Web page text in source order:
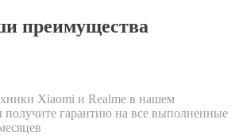
преимущества
Xiaomi и Realme в нашем
получите гарантию на все выполненные